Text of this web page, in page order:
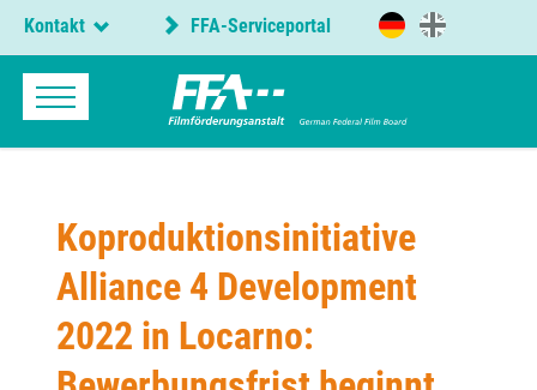
Kontakt FFA-Serviceportal
Koproduktionsinitiative
Alliance 4 Development
2022 in Locarno: